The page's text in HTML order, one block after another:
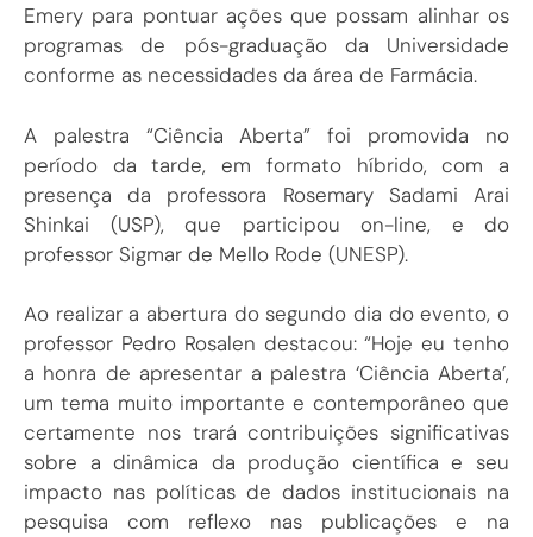
Emery para pontuar ações que possam alinhar os
programas de pós-graduação da Universidade
conforme as necessidades da área de Farmácia.
A palestra “Ciência Aberta” foi promovida no
período da tarde, em formato híbrido, com a
presença da professora Rosemary Sadami Arai
Shinkai (USP), que participou on-line, e do
professor Sigmar de Mello Rode (UNESP).
Ao realizar a abertura do segundo dia do evento, o
professor Pedro Rosalen destacou: “Hoje eu tenho
a honra de apresentar a palestra ‘Ciência Aberta’,
um tema muito importante e contemporâneo que
certamente nos trará contribuições significativas
sobre a dinâmica da produção científica e seu
impacto nas políticas de dados institucionais na
pesquisa com reflexo nas publicações e na